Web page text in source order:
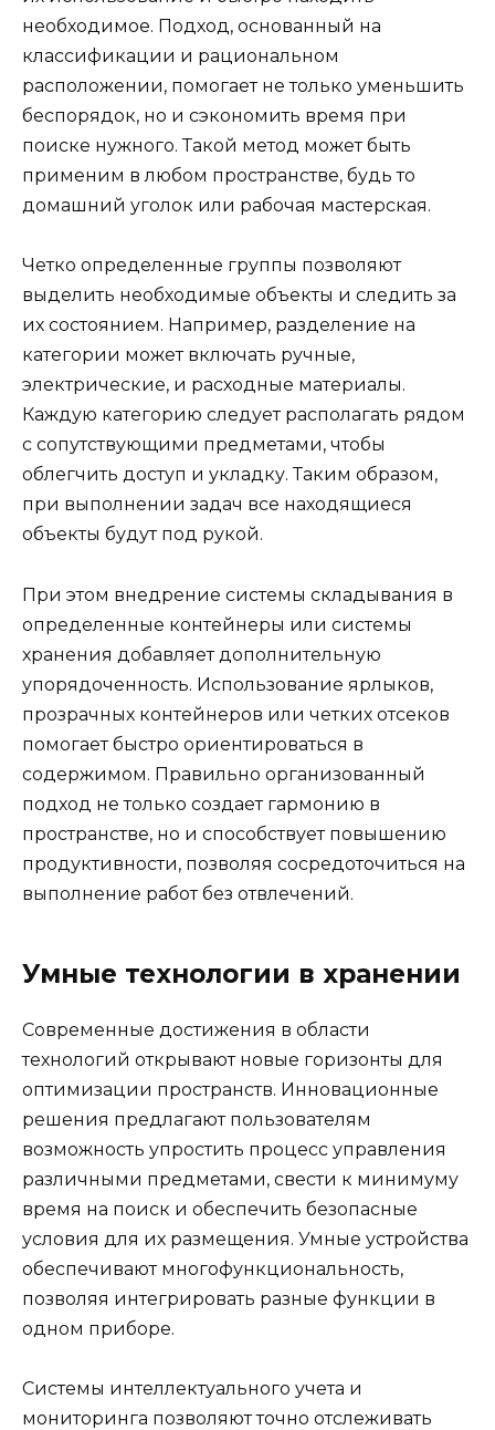
необходимое. Подход, основанный на
классификации и рациональном
расположении, помогает не только уменьшить
беспорядок, но и сэкономить время при
поиске нужного. Такой метод может быть
применим в любом пространстве, будь то
домашний уголок или рабочая мастерская.
Четко определенные группы позволяют
выделить необходимые объекты и следить за
их состоянием. Например, разделение на
категории может включать ручные,
электрические, и расходные материалы.
Каждую категорию следует располагать рядом
с сопутствующими предметами, чтобы
облегчить доступ и укладку. Таким образом,
при выполнении задач все находящиеся
объекты будут под рукой.
При этом внедрение системы складывания в
определенные контейнеры или системы
хранения добавляет дополнительную
упорядоченность. Использование ярлыков,
прозрачных контейнеров или четких отсеков
помогает быстро ориентироваться в
содержимом. Правильно организованный
подход не только создает гармонию в
пространстве, но и способствует повышению
продуктивности, позволяя сосредоточиться на
выполнение работ без отвлечений.
Умные технологии в хранении
Современные достижения в области
технологий открывают новые горизонты для
оптимизации пространств. Инновационные
решения предлагают пользователям
возможность упростить процесс управления
различными предметами, свести к минимуму
время на поиск и обеспечить безопасные
условия для их размещения. Умные устройства
обеспечивают многофункциональность,
позволяя интегрировать разные функции в
одном приборе.
Системы интеллектуального учета и
мониторинга позволяют точно отслеживать